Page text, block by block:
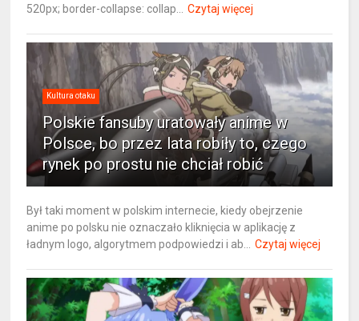
520px; border-collapse: collap...
Czytaj więcej
Kultura otaku
Polskie fansuby uratowały anime w
Polsce, bo przez lata robiły to, czego
rynek po prostu nie chciał robić
Był taki moment w polskim internecie, kiedy obejrzenie
anime po polsku nie oznaczało kliknięcia w aplikację z
ładnym logo, algorytmem podpowiedzi i ab...
Czytaj więcej